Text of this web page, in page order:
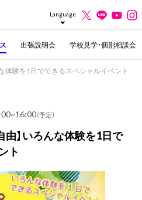
Language
出張説明会 学校見学・個別相談会
体験を1日でできるスペシャルイベント
（予定）
由】いろんな体験を1日で
ト